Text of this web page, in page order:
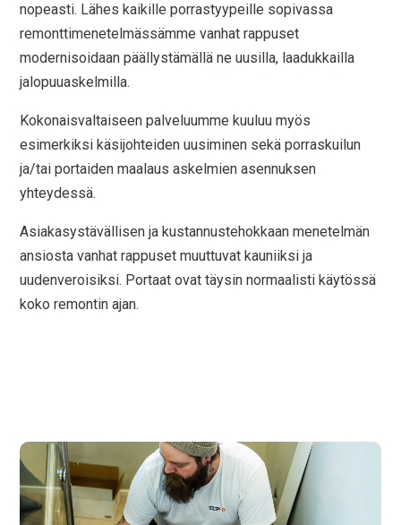
nopeasti. Lähes kaikille porrastyypeille sopivassa
remonttimenetelmässämme vanhat rappuset
modernisoidaan päällystämällä ne uusilla, laadukkailla
jalopuuaskelmilla.
Kokonaisvaltaiseen palveluumme kuuluu myös
esimerkiksi käsijohteiden uusiminen sekä porraskuilun
ja/tai portaiden maalaus askelmien asennuksen
yhteydessä.
Asiakasystävällisen ja kustannustehokkaan menetelmän
ansiosta vanhat rappuset muuttuvat kauniiksi ja
uudenveroisiksi. Portaat ovat täysin normaalisti käytössä
koko remontin ajan.